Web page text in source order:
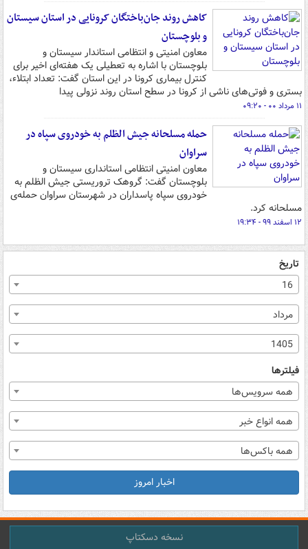
کاهش روند جان‌باختگان کرونایی در استان سیستان
و بلوچستان
معاون امنیتی و انتظامی استاندار سیستان و
بلوچستان با اشاره به تعطیلی یک هفته‌ای اخیر برای
کنترل بیماری کرونا در این استان گفت: تعداد ابتلاء،
بستری و فوتی‌های ناشی از کرونا در سطح استان روند نزولی پیدا
۱۱ مرداد ۰۰ - ۰۹:۲۰
حمله مسلحانه جیش الظلم به خودروی سپاه در
سراوان
معاون امنیتی انتظامی استانداری سیستان و
بلوچستان گفت: گروهک تروریستی جیش الظلم به
خودروی سپاه پاسداران در شهرستان سراوان حمله‌ی
مسلحانه کرد.
۱۲ اسفند ۹۹ - ۱۹:۳۴
تاریخ
16
مرداد
1405
فیلترها
همه سرویس‌ها
همه انواع خبر
همه باکس‌ها
اخبار امروز
نسخه دسکتاپ